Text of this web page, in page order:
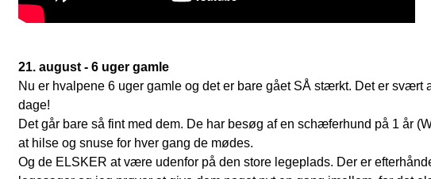
21. august - 6 uger gamle
Nu er hvalpene 6 uger gamle og det er bare gået SÅ stærkt. Det er svært
dage!
Det går bare så fint med dem. De har besøg af en schæferhund på 1 år
at hilse og snuse for hver gang de mødes.
Og de ELSKER at være udenfor på den store legeplads. Der er